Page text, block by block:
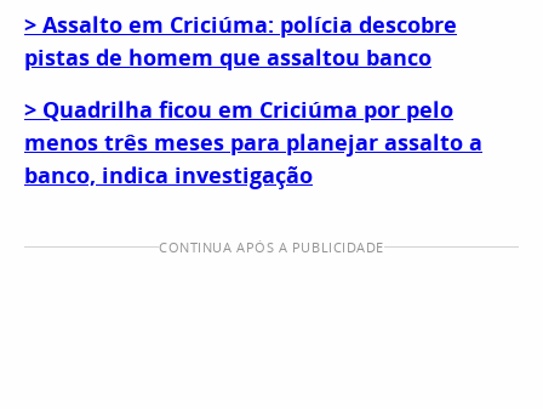
> Assalto em Criciúma: polícia descobre
pistas de homem que assaltou banco
> Quadrilha ficou em Criciúma por pelo
menos três meses para planejar assalto a
banco, indica investigação
CONTINUA APÓS A PUBLICIDADE